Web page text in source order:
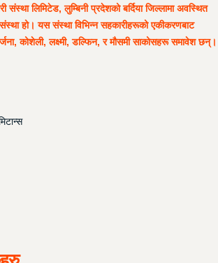
लिमिटेड, लुम्बिनी प्रदेशको बर्दिया जिल्लामा अवस्थित
हो। यस संस्था विभिन्न सहकारीहरूको एकीकरणबाट
कोशेली, लक्ष्मी, डल्फिन, र मौसमी साकोसहरू समावेश छन्।